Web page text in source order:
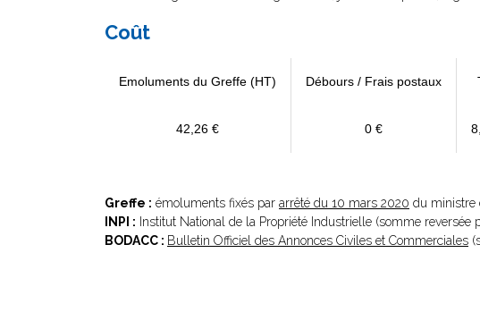
Coût
Emoluments du Greffe (HT) Débours / Frais postaux
42,26 € 0 €
Greffe : émoluments fixés par arrêté du 10 mars 2020 du ministre
INPI : Institut National de la Propriété Industrielle (somme reversée
BODACC : Bulletin Officiel des Annonces Civiles et Commerciales